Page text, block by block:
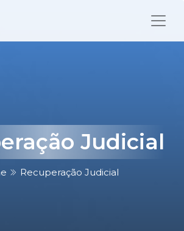
Judicial
Recuperação Judicial